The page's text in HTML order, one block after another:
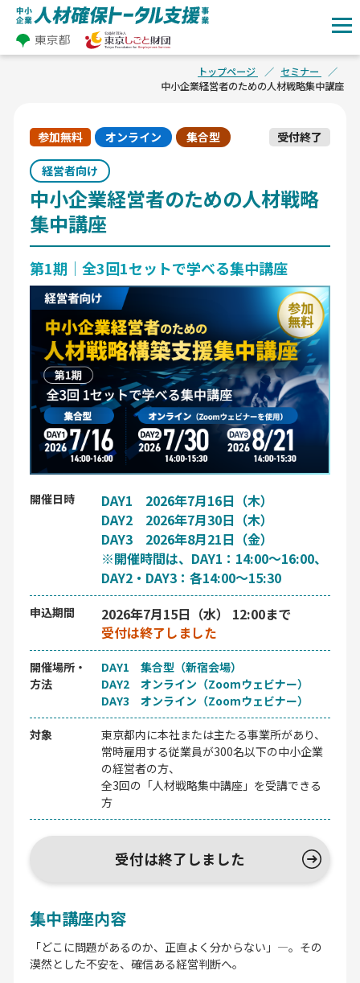
トップページ
セミナー
中小企業経営者のための人材戦略集中講座
参加無料 オンライン 集合型 受付終了
経営者向け
中小企業経営者のための人材戦略
集中講座
第1期｜全3回1セットで学べる集中講座
開催日時
DAY1 2026年7月16日（木）
DAY2 2026年7月30日（木）
DAY3 2026年8月21日（金）
※開催時間は、DAY1：14:00～16:00、
DAY2・DAY3：各14:00～15:30
申込期間 2026年7月15日（水） 12:00まで
受付は終了しました
開催場所・
方法
DAY1 集合型（新宿会場）
DAY2 オンライン（Zoomウェビナー）
DAY3 オンライン（Zoomウェビナー）
対象
東京都内に本社または主たる事業所があり、
常時雇用する従業員が300名以下の中小企業
の経営者の方、
全3回の「人材戦略集中講座」を受講できる
方
受付は終了しました
集中講座内容
「どこに問題があるのか、正直よく分からない」―。その
漠然とした不安を、確信ある経営判断へ。